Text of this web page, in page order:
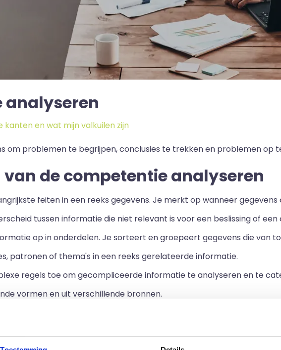
analyseren
en wat mijn valkuilen zijn
om problemen te begrijpen, conclusies te trekken en problemen op
de competentie analyseren
feiten in een reeks gegevens. Je merkt op wanneer gegevens
tussen informatie die niet relevant is voor een beslissing of een
op in onderdelen. Je sorteert en groepeert gegevens die van
patronen of thema's in een reeks gerelateerde informatie.
regels toe om gecompliceerde informatie te analyseren en te
vormen en uit verschillende bronnen.
van feitelijke informatie om een ​​conceptueel begrip van
thema's en redeneringen om nieuwe inzichten te creëren of